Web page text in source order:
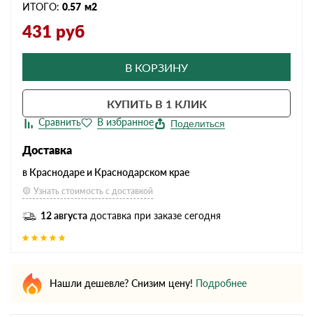
ИТОГО: 0.57 м2
431 руб
В КОРЗИНУ
КУПИТЬ В 1 КЛИК
Поделиться
Доставка
в Краснодаре и Краснодарском крае
Узнать стоимость с доставкой
12 августа доставка при заказе сегодня
Нашли дешевле? Снизим цену! Подробнее